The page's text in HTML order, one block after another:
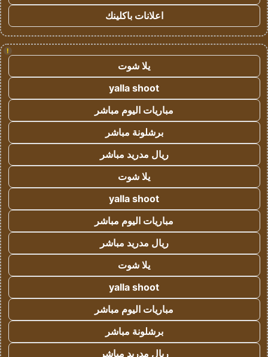
اعلانات باكلينك
!
يلا شوت
yalla shoot
مباريات اليوم مباشر
برشلونة مباشر
ريال مدريد مباشر
يلا شوت
yalla shoot
مباريات اليوم مباشر
ريال مدريد مباشر
يلا شوت
yalla shoot
مباريات اليوم مباشر
برشلونة مباشر
ريال مدريد مباشر